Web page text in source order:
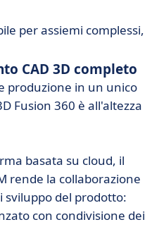
per assiemi complessi,
CAD 3D completo
produzione in un unico
Fusion 360 è all'altezza
basata su cloud, il
rende la collaborazione
sviluppo del prodotto:
con condivisione dei